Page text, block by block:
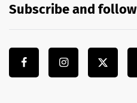
Subscribe and follow